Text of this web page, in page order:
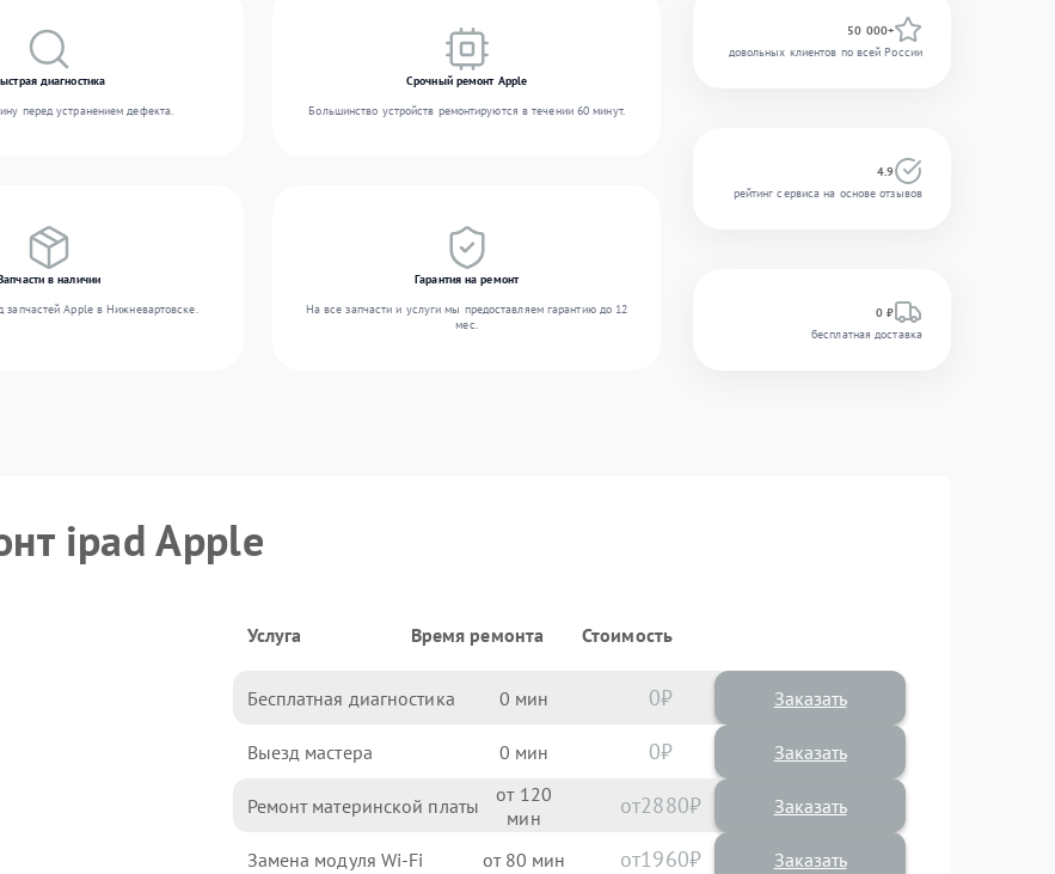
диагностика
перед устранением дефекта.
Срочный ремонт Apple
Большинство устройств ремонтируются в течении 60 минут.
в наличии
запчастей Apple в Нижневартовске.
Гарантия на ремонт
На все запчасти и услуги мы предоставляем гарантию до 12
мес.
50 000+
довольных клиентов по всей России
4.9
рейтинг сервиса на основе отзывов
0 ₽
бесплатная доставка
ipad Apple
Услуга Время ремонта Стоимость
Бесплатная диагностика 0 0 Заказать
Выезд мастера 0 0 Заказать
Ремонт материнской платы 120 2880
Замена модуля Wi-Fi 80 1960